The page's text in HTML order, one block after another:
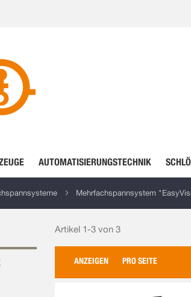
AUTOMATISIERUNGSTECHNIK
Mehrfachspannsystem
Artikel 1-3 von 3
ANZEIGEN PRO SEITE